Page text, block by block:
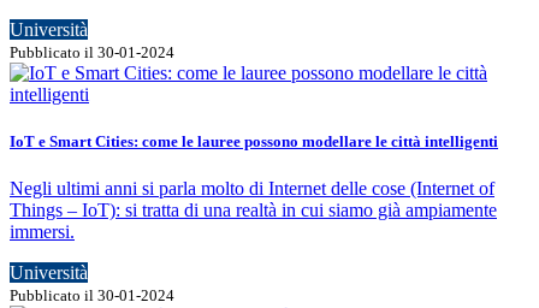
Università
Pubblicato il 30-01-2024
IoT e Smart Cities: come le lauree possono modellare le città intelligenti
Negli ultimi anni si parla molto di Internet delle cose (Internet of
Things – IoT): si tratta di una realtà in cui siamo già ampiamente
immersi.
Università
Pubblicato il 30-01-2024